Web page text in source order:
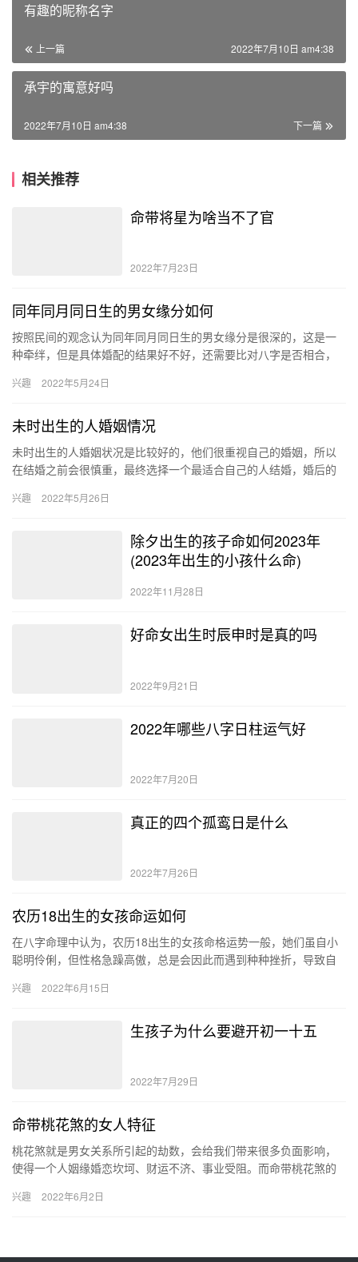
有趣的昵称名字
上一篇 2022年7月10日 am4:38
承宇的寓意好吗
下一篇
2022年7月10日 am4:38
相关推荐
命带将星为啥当不了官
2022年7月23日
同年同月同日生的男女缘分如何
按照民间的观念认为同年同月同日生的男女缘分是很深的，这是一
种牵绊，但是具体婚配的结果好不好，还需要比对八字是否相合，
婚，更…
兴趣 2022年5月24日
未时出生的人婚姻情况
未时出生的人婚姻状况是比较好的，他们很重视自己的婚姻，所以
在结婚之前会很慎重，最终选择一个最适合自己的人结婚，婚后的
婚姻…
兴趣 2022年5月26日
除夕出生的孩子命如何2023年
(2023年出生的小孩什么命)
2022年11月28日
好命女出生时辰申时是真的吗
2022年9月21日
2022年哪些八字日柱运气好
2022年7月20日
真正的四个孤鸾日是什么
2022年7月26日
农历18出生的女孩命运如何
在八字命理中认为，农历18出生的女孩命格运势一般，她们虽自小
聪明伶俐，但性格急躁高傲，总是会因此而遇到种种挫折，导致自
命。 …
兴趣 2022年6月15日
生孩子为什么要避开初一十五
2022年7月29日
命带桃花煞的女人特征
桃花煞就是男女关系所引起的劫数，会给我们带来很多负面影响，
使得一个人姻缘婚恋坎坷、财运不济、事业受阻。而命带桃花煞的
女人…
兴趣 2022年6月2日